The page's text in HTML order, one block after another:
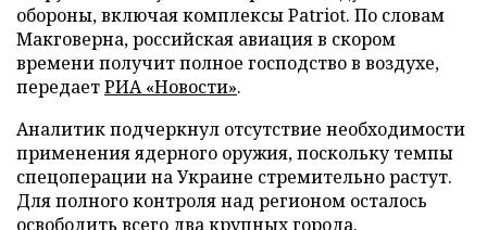
обороны, включая комплексы Patriot. По словам
Макговерна, российская авиация в скором
времени получит полное господство в воздухе,
передаетРИА «Новости».
Аналитик подчеркнул отсутствие необходимости
применения ядерного оружия, поскольку темпы
спецоперации на Украине стремительно растут.
Для полного контроля над регионом осталось
освободить всего два крупных города.